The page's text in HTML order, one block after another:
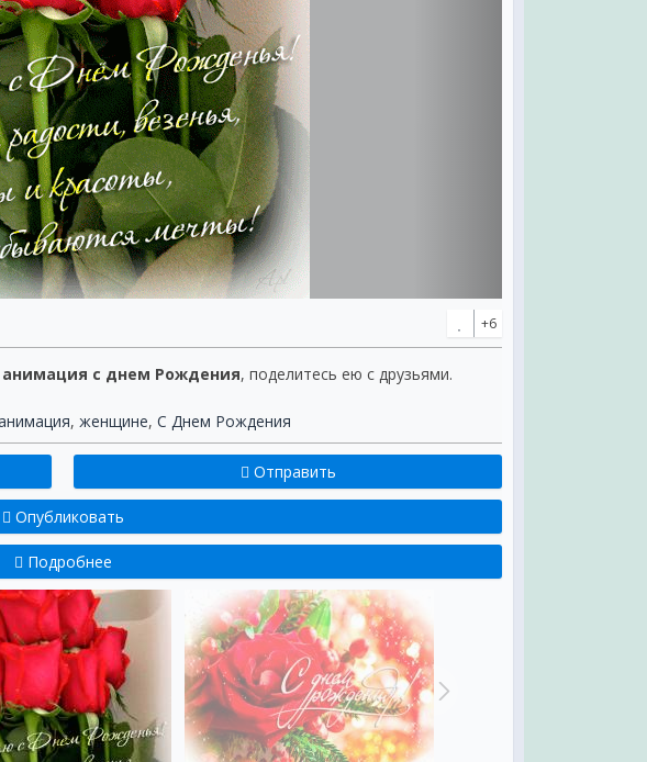
+6
с днем Рождения, поделитесь ею с друзьями.
, женщине, С Днем Рождения
Отправить
Опубликовать
Подробнее